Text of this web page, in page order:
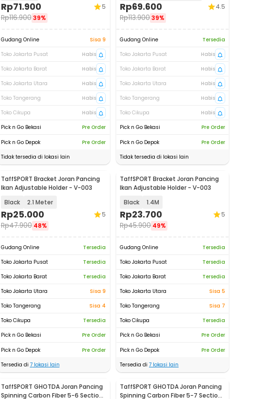
Rp71.900
Rp116.900 39%
5
Gudang Online
Sisa 9
Toko Jakarta Pusat
Habis
Toko Jakarta Barat
Habis
Toko Jakarta Utara
Habis
Toko Tangerang
Habis
Toko Cikupa
Habis
Pick n Go Bekasi
Pre Order
Pick n Go Depok
Pre Order
Tidak tersedia di lokasi lain
Rp69.600
Rp113.90039%
4.5
Gudang Online
Tersedia
Toko Jakarta Pusat
Habis
Toko Jakarta Barat
Habis
Toko Jakarta Utara
Habis
Toko Tangerang
Habis
Toko Cikupa
Habis
Pick n Go Bekasi
Pre Order
Pick n Go Depok
Pre Order
Tidak tersedia di lokasi lain
TaffSPORT Bracket Joran Pancing
Ikan Adjustable Holder - V-003
Black
2.1 Meter
Rp25.000
Rp47.900 48%
5
Gudang Online
Tersedia
Toko Jakarta Pusat
Tersedia
Toko Jakarta Barat
Tersedia
Toko Jakarta Utara
Sisa 9
Toko Tangerang
Sisa 4
Toko Cikupa
Tersedia
Pick n Go Bekasi
Pre Order
Pick n Go Depok
Pre Order
Tersedia di 7lokasi lain
TaffSPORT Bracket Joran Pancing
Ikan Adjustable Holder - V-003
Black
1.4M
Rp23.700
Rp45.900 49%
5
Gudang Online
Tersedia
Toko Jakarta Pusat
Tersedia
Toko Jakarta Barat
Tersedia
Toko Jakarta Utara
Sisa 5
Toko Tangerang
Sisa 7
Toko Cikupa
Tersedia
Pick n Go Bekasi
Pre Order
Pick n Go Depok
Pre Order
Tersedia di 7 lokasi lain
TaffSPORT GHOTDA Joran Pancing
Spinning Carbon Fiber 5-6 Section
TaffSPORT GHOTDA Joran Pancing
Spinning Carbon Fiber 5-7 Section